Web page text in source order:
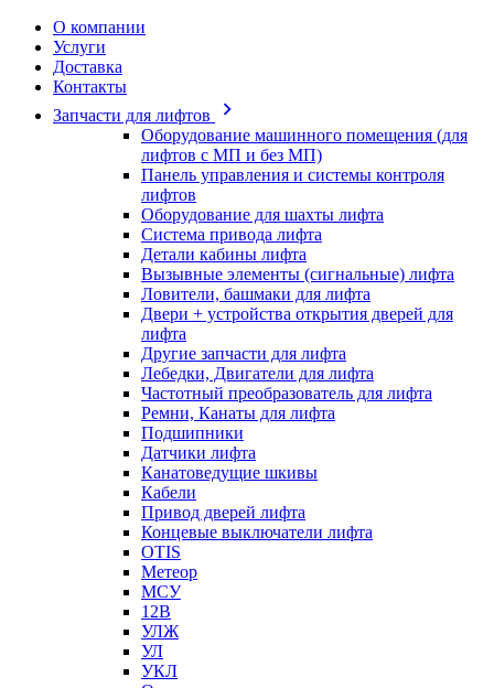
О компании
Услуги
Доставка
Контакты
Запчасти для лифтов
Оборудование машинного помещения (для
лифтов с МП и без МП)
Панель управления и системы контроля
лифтов
Оборудование для шахты лифта
Система привода лифта
Детали кабины лифта
Вызывные элементы (сигнальные) лифта
Ловители, башмаки для лифта
Двери + устройства открытия дверей для
лифта
Другие запчасти для лифта
Лебедки, Двигатели для лифта
Частотный преобразователь для лифта
Ремни, Канаты для лифта
Подшипники
Датчики лифта
Канатоведущие шкивы
Кабели
Привод дверей лифта
Концевые выключатели лифта
OTIS
Метеор
МСУ
12В
УЛЖ
УЛ
УКЛ